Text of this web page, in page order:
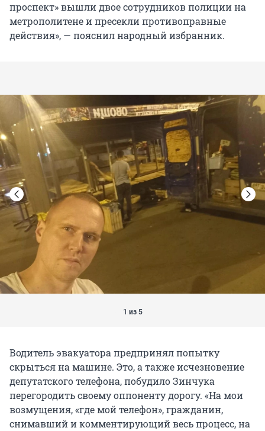
проспект» вышли двое сотрудников полиции на
метрополитене и пресекли противоправные
действия», — пояснил народный избранник.
1 из 5
Водитель эвакуатора предпринял попытку
скрыться на машине. Это, а также исчезновение
депутатского телефона, побудило Зинчука
перегородить своему оппоненту дорогу. «На мои
возмущения, «где мой телефон», гражданин,
снимавший и комментирующий весь процесс, на